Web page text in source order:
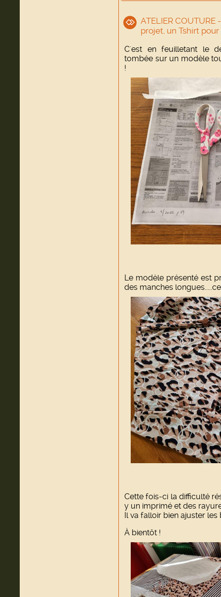
ATELIER
projet, un Tshirt
C'est en feuilletant le
tombée sur un modèle
!
Le modèle présenté est
des manches
Cette fois-ci la difficulté
y un imprimé et des
Il va falloir bien ajuster les
À bientôt !